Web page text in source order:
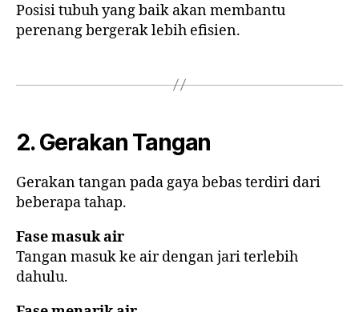
Posisi tubuh yang baik akan membantu
perenang bergerak lebih efisien.
2. Gerakan Tangan
Gerakan tangan pada gaya bebas terdiri dari
beberapa tahap.
Fase masuk air
Tangan masuk ke air dengan jari terlebih
dahulu.